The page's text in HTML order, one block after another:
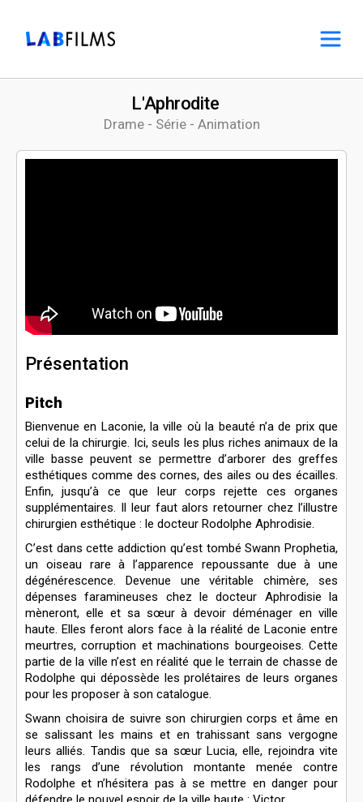
Drame - Série - Animation
L'Aphrodite
Présentation
Pitch
Bienvenue en Laconie, la ville où la beauté n’a de prix que
celui de la chirurgie. Ici, seuls les plus riches animaux de la
ville basse peuvent se permettre d’arborer des greffes
esthétiques comme des cornes, des ailes ou des écailles.
Enfin, jusqu’à ce que leur corps rejette ces organes
supplémentaires. Il leur faut alors retourner chez l’illustre
chirurgien esthétique : le docteur Rodolphe Aphrodisie.
C’est dans cette addiction qu’est tombé Swann Prophetia,
un oiseau rare à l’apparence repoussante due à une
dégénérescence. Devenue une véritable chimère, ses
dépenses faramineuses chez le docteur Aphrodisie la
mèneront, elle et sa sœur à devoir déménager en ville
haute. Elles feront alors face à la réalité de Laconie entre
meurtres, corruption et machinations bourgeoises. Cette
partie de la ville n’est en réalité que le terrain de chasse de
Rodolphe qui dépossède les prolétaires de leurs organes
pour les proposer à son catalogue.
Swann choisira de suivre son chirurgien corps et âme en
se salissant les mains et en trahissant sans vergogne
leurs alliés. Tandis que sa sœur Lucia, elle, rejoindra vite
les rangs d’une révolution montante menée contre
Rodolphe et n’hésitera pas à se mettre en danger pour